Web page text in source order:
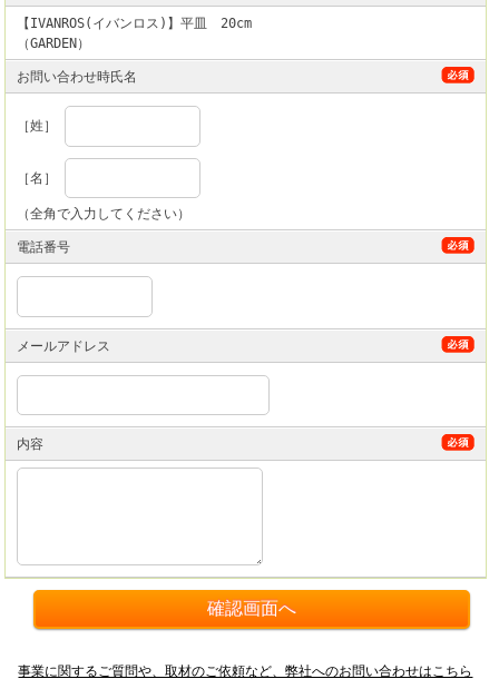
【IVANROS(イバンロス)】平皿 20cm
（GARDEN）
お問い合わせ時氏名
［姓］
［名］
（全角で入力してください）
電話番号
メールアドレス
内容
事業に関するご質問や、取材のご依頼など、弊社へのお問い合わせはこちら